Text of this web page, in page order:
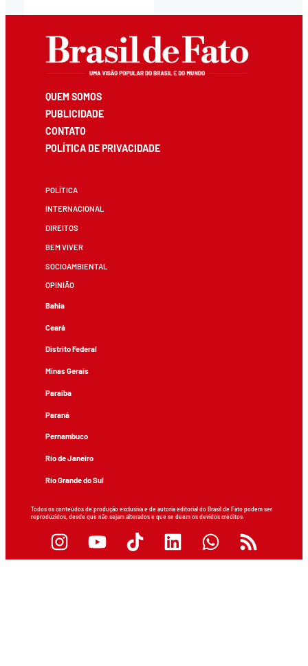
QUEM SOMOS
PUBLICIDADE
CONTATO
POLÍTICA DE PRIVACIDADE
POLÍTICA
INTERNACIONAL
DIREITOS
BEM VIVER
SOCIOAMBIENTAL
OPINIÃO
Bahia
Ceará
Distrito Federal
Minas Gerais
Paraíba
Paraná
Pernambuco
Rio de Janeiro
Rio Grande do Sul
Todos os conteúdos de produção exclusiva e de autoria editorial do Brasil de Fato podem ser
reproduzidos, desde que não sejam alterados e que se deem os devidos créditos.